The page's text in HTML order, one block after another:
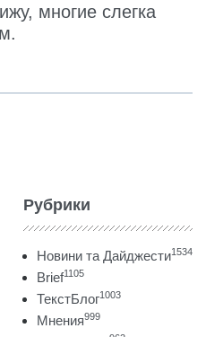
многие слегка
Рубрики
Новини та Дайджести1534
Brief1105
ТекстБлог1003
Мнения999